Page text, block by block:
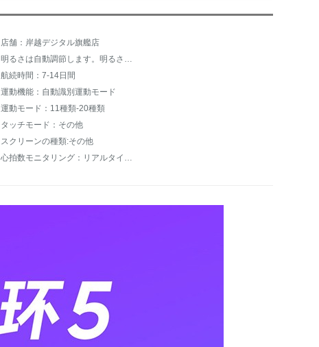
店舗：岸越デジタル旗艦店
明るさは自動調節します。明るさは調節できません。
航続時間：7-14日間
運動機能：自動識別運動モード
運動モード：11種類-20種類
タッチモード：その他
スクリーンの種類:その他
心拍数モニタリング：リアルタイムモニタリング